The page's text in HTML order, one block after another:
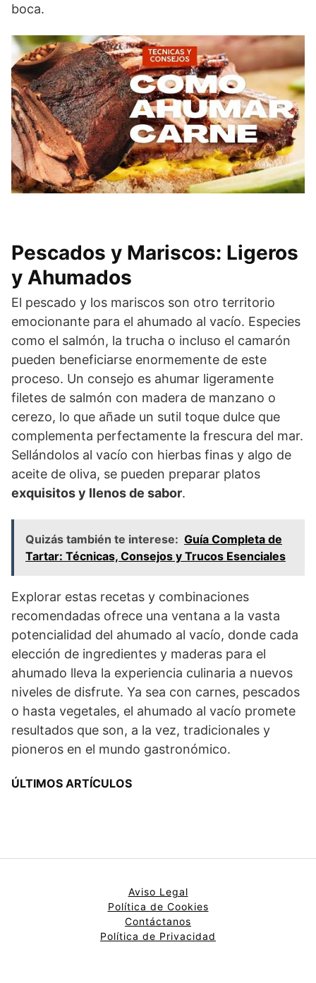
boca.
Pescados y Mariscos: Ligeros
y Ahumados
El pescado y los mariscos son otro territorio
emocionante para el ahumado al vacío. Especies
como el salmón, la trucha o incluso el camarón
pueden beneficiarse enormemente de este
proceso. Un consejo es ahumar ligeramente
filetes de salmón con madera de manzano o
cerezo, lo que añade un sutil toque dulce que
complementa perfectamente la frescura del mar.
Sellándolos al vacío con hierbas finas y algo de
aceite de oliva, se pueden preparar platos
exquisitos y llenos de sabor.
Quizás también te interese: Guía Completa de
Tartar: Técnicas, Consejos y Trucos Esenciales
Explorar estas recetas y combinaciones
recomendadas ofrece una ventana a la vasta
potencialidad del ahumado al vacío, donde cada
elección de ingredientes y maderas para el
ahumado lleva la experiencia culinaria a nuevos
niveles de disfrute. Ya sea con carnes, pescados
o hasta vegetales, el ahumado al vacío promete
resultados que son, a la vez, tradicionales y
pioneros en el mundo gastronómico.
ÚLTIMOS ARTÍCULOS
Aviso Legal
Política de Cookies
Contáctanos
Política de Privacidad